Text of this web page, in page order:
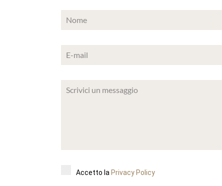
Accetto la Privacy Policy